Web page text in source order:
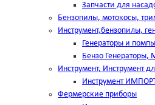
Запчасти для
Бензопилы, мотокосы,
Инструмент,бензопилы,
Генераторы и помпы
Бензо
Инструмент, Инструмент
Инструмент
Фермерские приборы